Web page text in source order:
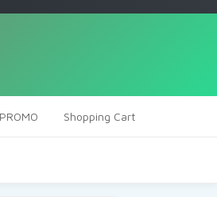
PROMO Shopping Cart